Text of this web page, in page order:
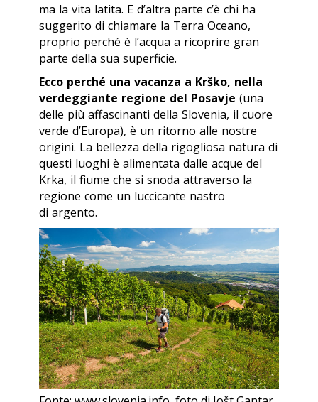
ma la vita latita. E d’altra parte c’è chi ha
suggerito di chiamare la Terra Oceano,
proprio perché è l’acqua a ricoprire gran
parte della sua superficie.
Ecco perché una vacanza a Krško, nella
verdeggiante regione del Posavje (una
delle più affascinanti della Slovenia, il cuore
verde d’Europa), è un ritorno alle nostre
origini. La bellezza della rigogliosa natura di
questi luoghi è alimentata dalle acque del
Krka, il fiume che si snoda attraverso la
regione come un luccicante nastro
di argento.